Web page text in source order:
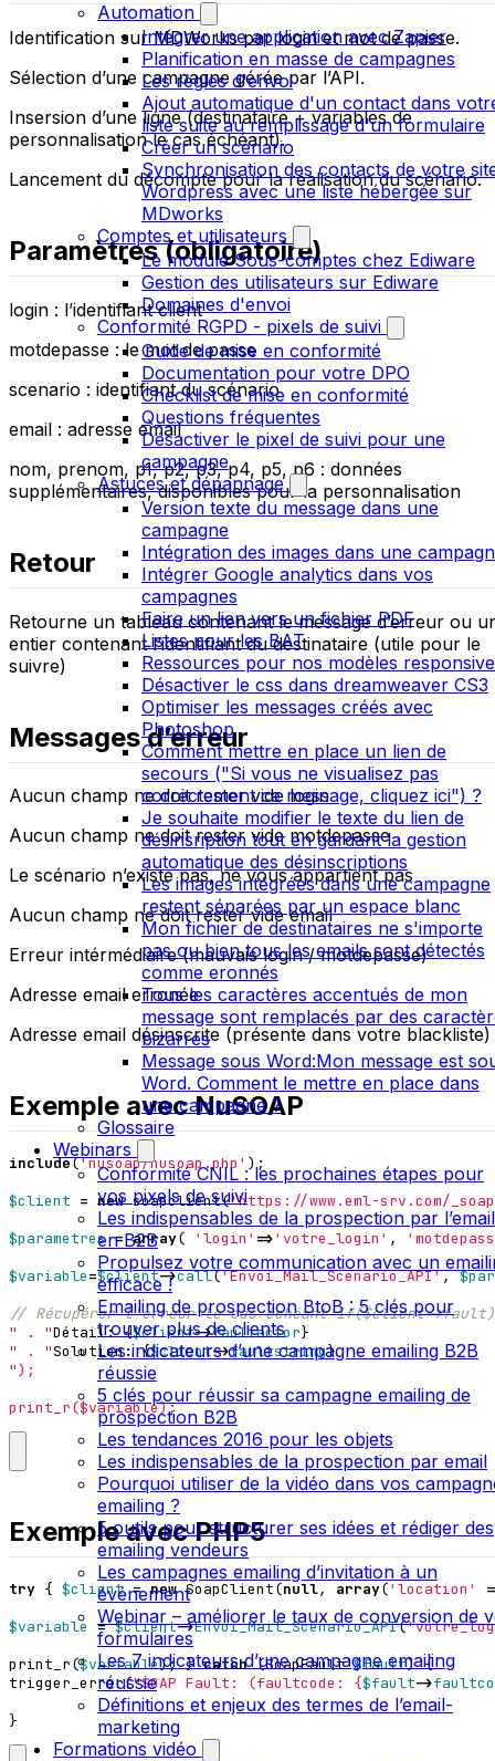
Automation
Intégrer une application avec Zapier
Planification en masse de campagnes
Les règles d'envoi
Ajout automatique d'un contact dans
liste suite au remplissage d'un formulaire
Créer un scénario
Synchronisation des contacts de votre
Wordpress avec une liste hébergée sur
MDworks
Comptes et utilisateurs
Le module Sous-comptes chez Ediware
Gestion des utilisateurs sur Ediware
Domaines d'envoi
Conformité RGPD - pixels de suivi
Guide de mise en conformité
Documentation pour votre DPO
Checklist de mise en conformité
Questions fréquentes
Désactiver le pixel de suivi pour une
campagne
Astuces et dépannage
Version texte du message dans une
campagne
Intégration des images dans une
Intégrer Google analytics dans vos
campagnes
Faire un lien vers un fichier PDF
Listes pour les BAT
Ressources pour nos modèles
Désactiver le css dans dreamweaver CS3
Optimiser les messages créés avec
Photoshop
Comment mettre en place un lien de
secours ("Si vous ne visualisez pas
correctement ce message, cliquez ici") ?
Je souhaite modifier le texte du lien de
désinsription tout en gardant la gestion
automatique des désinscriptions
Les images intégrées dans une campagne
restent séparées par un espace blanc
Mon fichier de destinataires ne s'importe
pas ou bien tous les emails sont détectés
comme eronnés
Tous les caractères accentués de mon
message sont remplacés par des
bizarres
Message sous Word:Mon message est
Word. Comment le mettre en place dans
une campagne ?
Glossaire
Webinars
Conformité CNIL : les prochaines étapes pour
vos pixels de suivi
Les indispensables de la prospection par l’email
en B2B
Propulsez votre communication avec un
efficace !
Emailing de prospection BtoB : 5 clés pour
trouver plus de clients
Les indicateurs d’une campagne emailing B2B
réussie
5 clés pour réussir sa campagne emailing de
prospection B2B
Les tendances 2016 pour les objets
Les indispensables de la prospection par email
Pourquoi utiliser de la vidéo dans vos
emailing ?
5 outils pour structurer ses idées et rédiger des
emailing vendeurs
Les campagnes emailing d’invitation à un
événement
Webinar – améliorer le taux de conversion de
formulaires
Les 7 indicateurs d’une campagne emailing
réussie
Définitions et enjeux des termes de l’email-
marketing
Formations vidéo
Identification sur MDWorks par login et mot de passe.
Sélection d’une campagne gérée par l’API.
Insersion d’une ligne (destinataire + variables de
personnalisation le cas échéant).
Lancement du décompte pour la réalisation du scénario.
Paramètres (obligatoire)
login : l’identifiant client
motdepasse : le mot de passe
scenario : identifiant du scénario
email : adresse email
nom, prenom, p1, p2, p3, p4, p5, p6 : données
supplémentaires, disponibles pour la personnalisation
Retour
Retourne un tableau contenant le message d’erreur ou
entier contenant l’identifiant du destinataire (utile pour le
suivre)
Messages d’erreur
Aucun champ ne doit rester vide login
Aucun champ ne doit rester vide motdepasse
Le scénario n’existe pas, ne vous appartient pas
Aucun champ ne doit rester vide email
Erreur intérmédiaire (mauvais login / motdepasse)
Adresse email erronée
Adresse email désinscrite (présente dans votre blackliste)
Exemple avec NuSOAP
include('nusoap/nusoap.php' );
$client = new soapclient('https://www.eml-srv.com/
$parametres = array( 'login' =>'votre_login' ,
$variable=$client->call('Envoi_Mail_Scenario_API',
" . "Détail: {$client->faultactor}
" . "Solution: {$client->faultstring}
print_r($variable
Exemple avec PHP5
try { $client = new SoapClient(null, array('location'
$variable = $client->Envoi_Mail_Scenario_API(
print_r($variable); } catch (SoapFault $fault) {
trigger_error("SOAP Fault: (faultcode: {$fault->
}